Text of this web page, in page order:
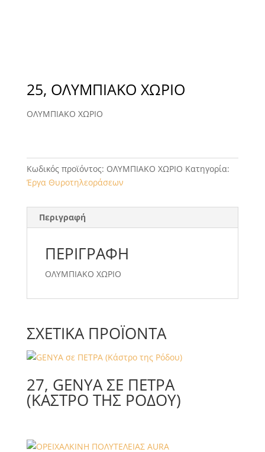
25, ΟΛΥΜΠΙΑΚΟ ΧΩΡΙΟ
ΟΛΥΜΠΙΑΚΟ ΧΩΡΙΟ
Κωδικός προϊόντος: ΟΛΥΜΠΙΑΚΟ ΧΩΡΙΟ Κατηγορία:
Έργα Θυροτηλεοράσεων
Περιγραφή
ΠΕΡΙΓΡΑΦΉ
ΟΛΥΜΠΙΑΚΟ ΧΩΡΙΟ
ΣΧΕΤΙΚΆ ΠΡΟΪΌΝΤΑ
27, GENYA ΣΕ ΠΕΤΡΑ
(ΚΆΣΤΡΟ ΤΗΣ ΡΌΔΟΥ)